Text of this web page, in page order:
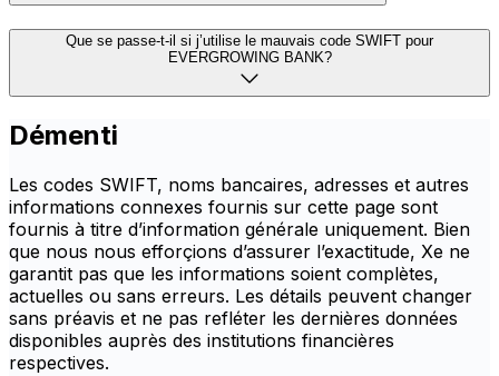
Que se passe-t-il si j’utilise le mauvais code SWIFT pour
EVERGROWING BANK?
Démenti
Les codes SWIFT, noms bancaires, adresses et autres
informations connexes fournis sur cette page sont
fournis à titre d’information générale uniquement. Bien
que nous nous efforçions d’assurer l’exactitude, Xe ne
garantit pas que les informations soient complètes,
actuelles ou sans erreurs. Les détails peuvent changer
sans préavis et ne pas refléter les dernières données
disponibles auprès des institutions financières
respectives.